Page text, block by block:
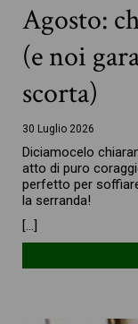
Agosto:
(e noi
scorta)
30 Luglio 2026
Diciamocelo
atto di puro
perfetto per
la serranda!
[…]